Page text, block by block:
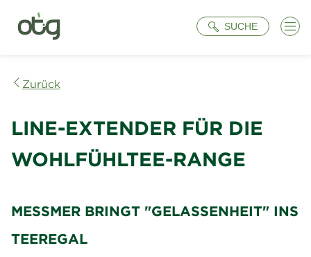
SucheSUCHE
Zurück
LINE-EXTENDER FÜR DIE
WOHLFÜHLTEE-RANGE
MESSMER BRINGT "GELASSENHEIT" INS T
EEREGAL